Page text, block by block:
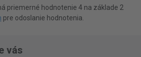
priemerné hodnotenie 4 na základe 2
pre odoslanie hodnotenia.
vás